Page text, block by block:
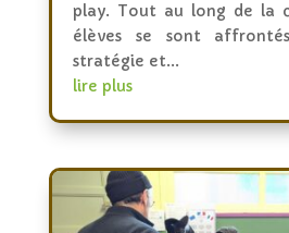
play. Tout au long de la
élèves se sont
stratégie et...
lire plus